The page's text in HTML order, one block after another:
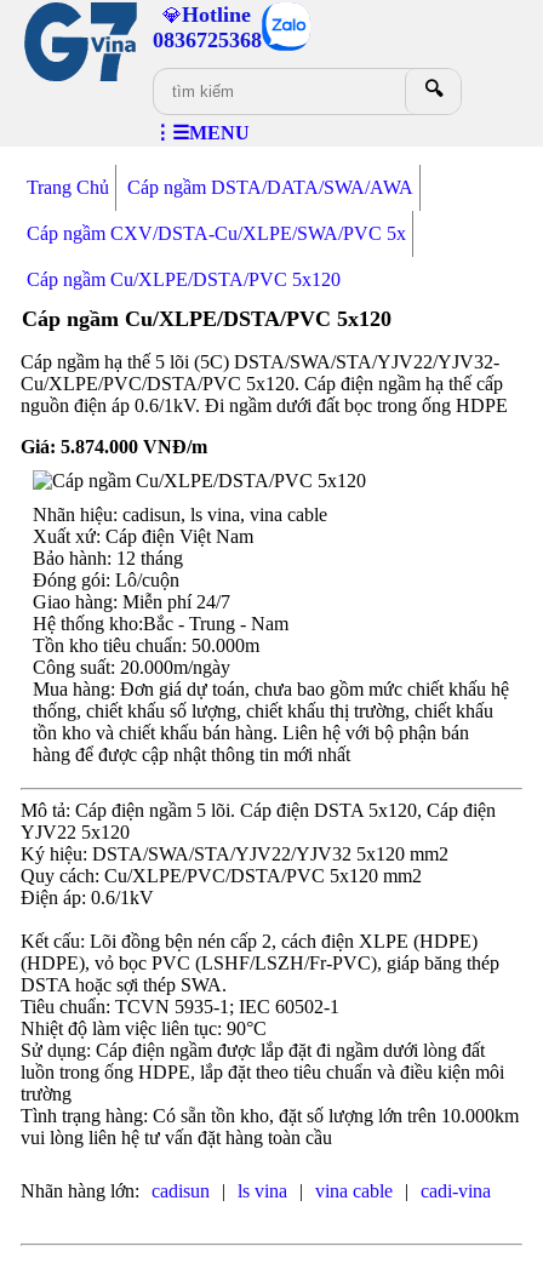
💎Hotline
0836725368
🔍
⋮☰MENU
Trang Chủ Cáp ngầm DSTA/DATA/SWA/AWA
Cáp ngầm CXV/DSTA-Cu/XLPE/SWA/PVC 5x
Cáp ngầm Cu/XLPE/DSTA/PVC 5x120
Cáp ngầm Cu/XLPE/DSTA/PVC 5x120
Cáp ngầm hạ thế 5 lõi (5C) DSTA/SWA/STA/YJV22/YJV32-
Cu/XLPE/PVC/DSTA/PVC 5x120. Cáp điện ngầm hạ thế cấp
nguồn điện áp 0.6/1kV. Đi ngầm dưới đất bọc trong ống HDPE
Giá: 5.874.000VNĐ/m
Nhãn hiệu: cadisun, ls vina, vina cable
Xuất xứ: Cáp điện Việt Nam
Bảo hành: 12 tháng
Đóng gói: Lô/cuộn
Giao hàng: Miễn phí 24/7
Hệ thống kho:Bắc - Trung - Nam
Tồn kho tiêu chuẩn: 50.000m
Công suất: 20.000m/ngày
Mua hàng: Đơn giá dự toán, chưa bao gồm mức chiết khấu hệ
thống, chiết khấu số lượng, chiết khấu thị trường, chiết khấu
tồn kho và chiết khấu bán hàng. Liên hệ với bộ phận bán
hàng để được cập nhật thông tin mới nhất
Mô tả: Cáp điện ngầm 5 lõi. Cáp điện DSTA 5x120, Cáp điện
YJV22 5x120
Ký hiệu: DSTA/SWA/STA/YJV22/YJV32 5x120 mm2
Quy cách: Cu/XLPE/PVC/DSTA/PVC 5x120 mm2
Điện áp: 0.6/1kV
Kết cấu: Lõi đồng bện nén cấp 2, cách điện XLPE (HDPE)
(HDPE), vỏ bọc PVC (LSHF/LSZH/Fr-PVC), giáp băng thép
DSTA hoặc sợi thép SWA.
Tiêu chuẩn: TCVN 5935-1; IEC 60502-1
Nhiệt độ làm việc liên tục: 90°C
Sử dụng: Cáp điện ngầm được lắp đặt đi ngầm dưới lòng đất
luồn trong ống HDPE, lắp đặt theo tiêu chuẩn và điều kiện môi
trường
Tình trạng hàng: Có sẵn tồn kho, đặt số lượng lớn trên 10.000km
vui lòng liên hệ tư vấn đặt hàng toàn cầu
Nhãn hàng lớn: cadisun | ls vina | vina cable | cadi-vina